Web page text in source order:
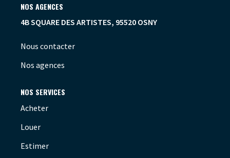
NOS AGENCES
4B SQUARE DES ARTISTES, 95520 OSNY
Nous contacter
Nos agences
NOS SERVICES
Acheter
Louer
Estimer